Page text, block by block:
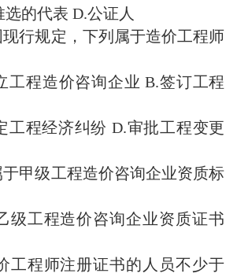
的代表 D.公证人
规定，下列属于造价工程师
程造价咨询企业 B.签订工程
程经济纠纷 D.审批工程变更
级工程造价咨询企业资质标
工程造价咨询企业资质证书
程师注册证书的人员不少于